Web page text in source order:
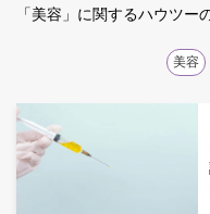
「美容」に関するハウツー
美容